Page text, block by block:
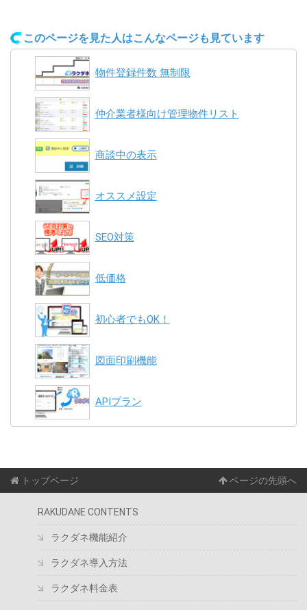
このページを見た人はこんなページも見ています
物件登録件数 無制限
仲介業者様向け管理物件リスト
商談中の表示
オススメ設定
SEO対策
低価格
初心者でもOK！
図面印刷機能
APIプラン
トップページ ページの先頭へ
RAKUDANE CONTENTS
ラクダネ機能紹介
ラクダネ導入方法
ラクダネ料金表